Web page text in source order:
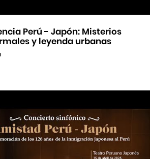
Perú - Japón: Misterios
y leyenda urbanas